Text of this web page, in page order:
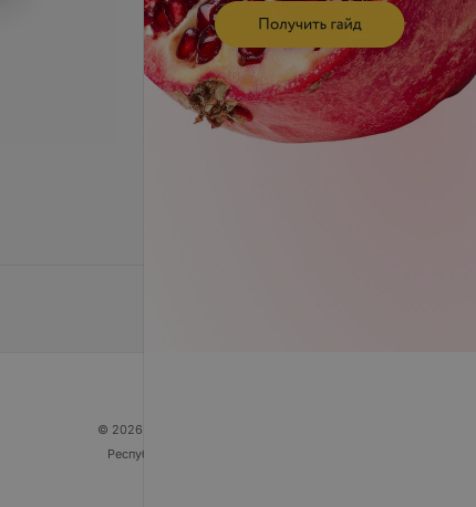
© 2026 ООО «Артокс Лаб», УНП 191700409
Республика Беларусь, г. Минск, улица Толбухина, 2,